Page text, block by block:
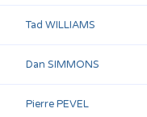
Tad WILLIAMS
Dan SIMMONS
Pierre PEVEL